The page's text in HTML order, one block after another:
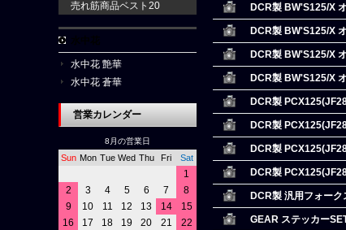
DCR製 BW'S125/X
DCR製 BW'S125/X
DCR製 BW'S125/X
DCR製 BW'S125/X
DCR製
DCR製
DCR製
DCR製
DCR製 汎用フォーク
GEAR ステッカー
売れ筋商品ベスト20
水中花 艶華
水中花 蒼華
営業カレンダー
8月の営業日
Sun Mon Tue Wed Thu Fri Sat
1
2
3 4 5 6 7
8
9
10 11 12 13 14
15
16
17 18 19 20 21
22